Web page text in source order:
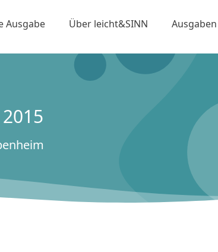
Ausgabe Über leicht&SINN Ausgaben